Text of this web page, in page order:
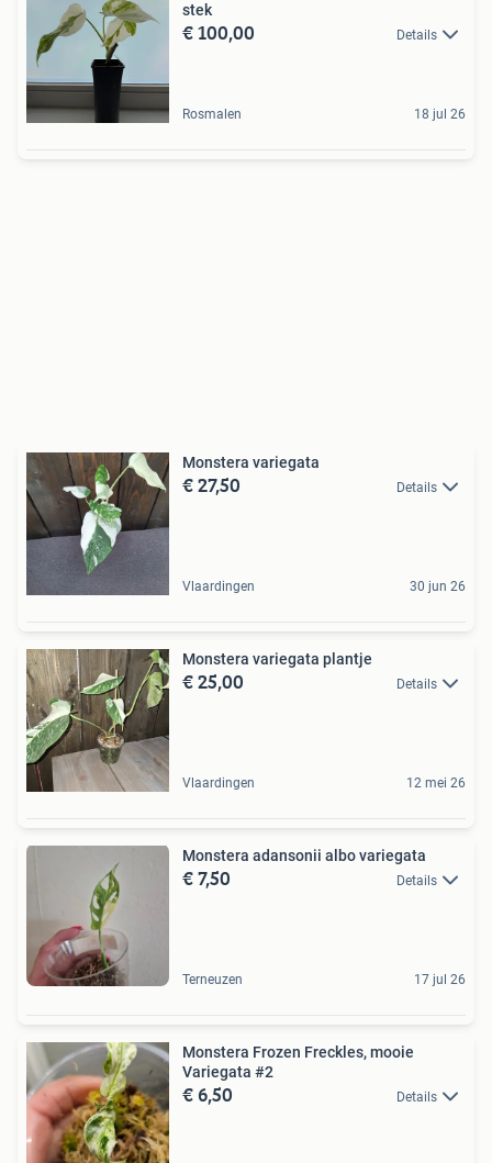
stek
€ 100,00 Details
Rosmalen 18 jul 26
Monstera variegata
€ 27,50 Details
Vlaardingen 30 jun 26
Monstera variegata plantje
€ 25,00 Details
Vlaardingen 12 mei 26
Monstera adansonii albo variegata
€ 7,50 Details
Terneuzen 17 jul 26
Monstera Frozen Freckles, mooie
Variegata #2
€ 6,50 Details